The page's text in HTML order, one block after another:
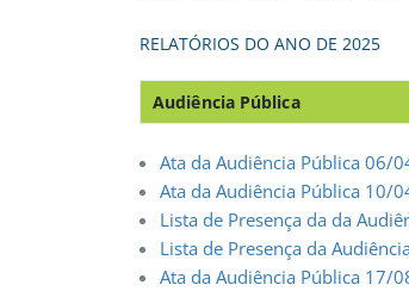
RELATÓRIOS DO ANO DE 2025
Audiência Pública
Ata da Audiência Pública 06/
Ata da Audiência Pública 10/
Lista de Presença da da
Lista de Presença da
Ata da Audiência Pública 17/